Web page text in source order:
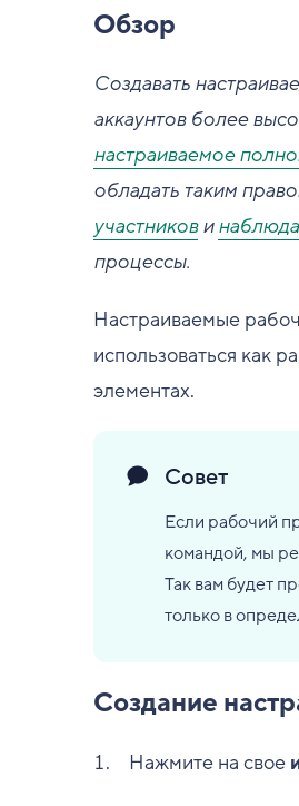
Обзор
Создавать
аккаунтов более
настраиваемое
обладать таким
участникови
процессы.
Настраиваемые
использоваться как
элементах.
Совет
Если рабочий
командой, мы
Так вам будет
только в
Создание
Нажмите на свое